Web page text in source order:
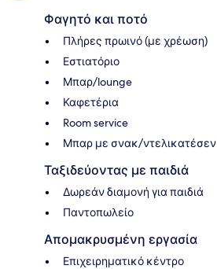
Φαγητό και ποτό
Πλήρες πρωινό (με χρέωση)
Εστιατόριο
Μπαρ/lounge
Καφετέρια
Room service
Μπαρ με σνακ/ντελικατέσεν
Ταξιδεύοντας με παιδιά
Δωρεάν διαμονή για παιδιά
Παντοπωλείο
Απομακρυσμένη εργασία
Επιχειρηματικό κέντρο